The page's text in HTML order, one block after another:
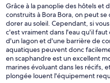
Grâce à la panoplie des hôtels et
construits à Bora Bora, on peut
dorer au soleil. Cependant, si
c'est vraiment dans l'eau qu'il
d'un lagon et d'une barrière de
aquatiques peuvent donc
en scaphandre est un excellent
marines évoluant dans les récifs,
plongée louent l'équipement